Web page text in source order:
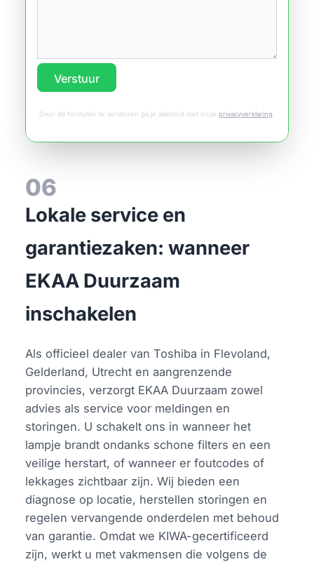
Verstuur
Door dit formulier te versturen ga je akkoord met onze privacyverklaring
06
Lokale service en
garantiezaken: wanneer
EKAA Duurzaam
inschakelen
Als officieel dealer van Toshiba in Flevoland,
Gelderland, Utrecht en aangrenzende
provincies, verzorgt EKAA Duurzaam zowel
advies als service voor meldingen en
storingen. U schakelt ons in wanneer het
lampje brandt ondanks schone filters en een
veilige herstart, of wanneer er foutcodes of
lekkages zichtbaar zijn. Wij bieden een
diagnose op locatie, herstellen storingen en
regelen vervangende onderdelen met behoud
van garantie. Omdat we KIWA-gecertificeerd
zijn, werkt u met vakmensen die volgens de